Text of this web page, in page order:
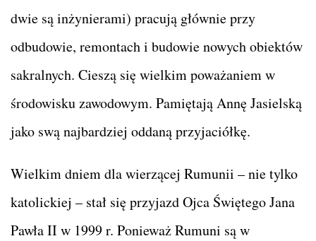
dwie są inżynierami) pracują głównie przy
odbudowie, remontach i budowie nowych obiektów
sakralnych. Cieszą się wielkim poważaniem w
środowisku zawodowym. Pamiętają Annę Jasielską
jako swą najbardziej oddaną przyjaciółkę.
Wielkim dniem dla wierzącej Rumunii – nie tylko
katolickiej – stał się przyjazd Ojca Świętego Jana
Pawła II w 1999 r. PonieważRumuni są w